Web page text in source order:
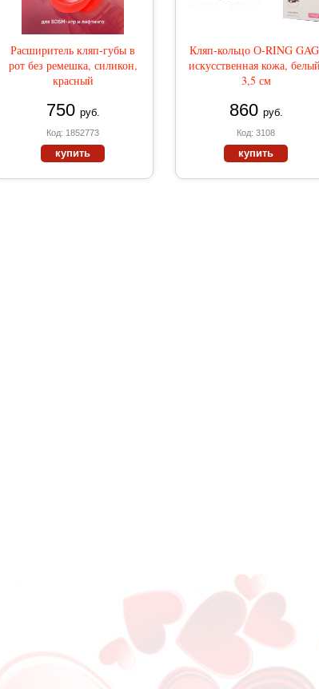
Расширитель кляп-губы в
рот без ремешка, силикон,
красный
750 руб.
Код: 1852773
купить
Кляп-кольцо О-RING
искусственная кожа,
3,5 см
860 руб.
Код: 3108
купить